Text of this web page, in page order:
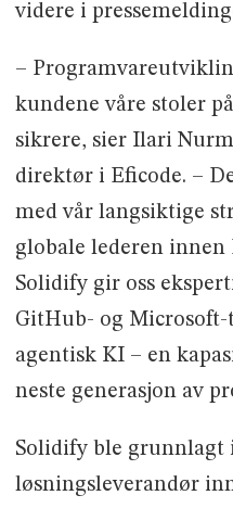
videre i
–
kundene våre stoler
sikrere, sier Ilari
direktør i Eficode. –
med vår langsiktige
globale lederen innen
Solidify gir oss
GitHub- og
agentisk KI – en
neste generasjon av
Solidify ble grunnlagt
løsningsleverandør